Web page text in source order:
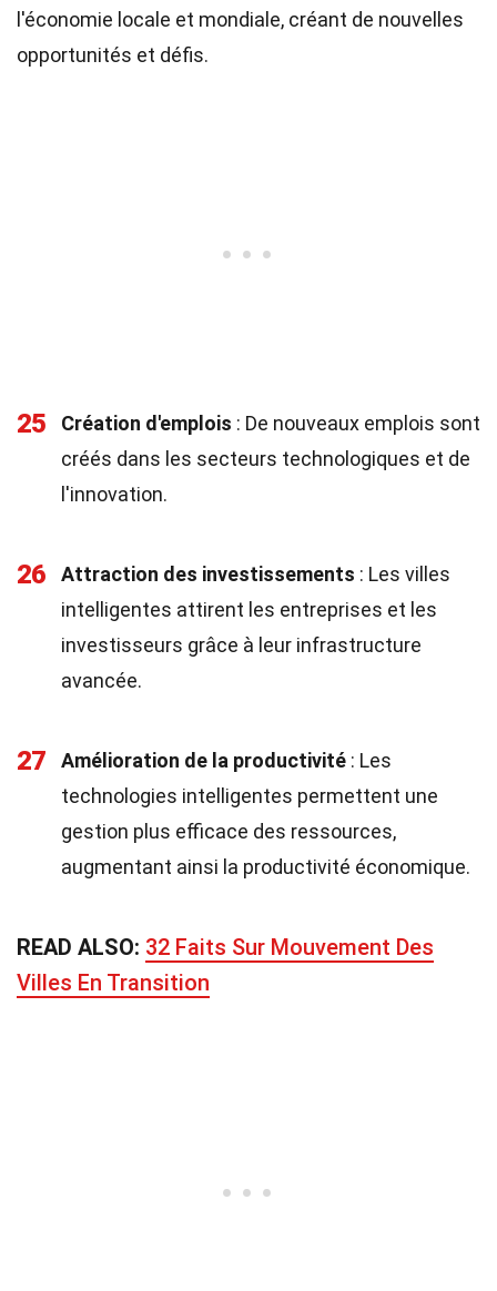
l'économie locale et mondiale, créant de nouvelles
opportunités et défis.
25 Création d'emplois : De nouveaux emplois sont
créés dans les secteurs technologiques et de
l'innovation.
26 Attraction des investissements : Les villes
intelligentes attirent les entreprises et les
investisseurs grâce à leur infrastructure
avancée.
27 Amélioration de la productivité : Les
technologies intelligentes permettent une
gestion plus efficace des ressources,
augmentant ainsi la productivité économique.
READ ALSO: 32 Faits Sur Mouvement Des
Villes En Transition